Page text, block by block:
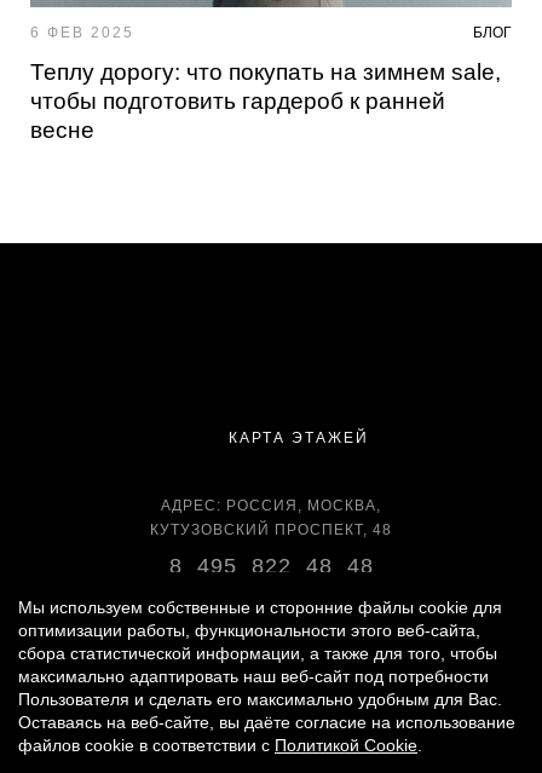
6 ФЕВ 2025 БЛОГ
Теплу дорогу: что покупать на зимнем sale,
чтобы подготовить гардероб к ранней
весне
КАРТА ЭТАЖЕЙ
АДРЕС: РОССИЯ, МОСКВА,
КУТУЗОВСКИЙ ПРОСПЕКТ, 48
8 495 822 48 48
ВРЕМЯ РАБОТЫ:
ЕЖЕДНЕВНО С 11:00 ДО 22:00
© 2007 - 2026«ВРЕМЕНА ГОДА»
Мы используем собственные и сторонние файлы cookie для
оптимизации работы, функциональности этого веб-сайта,
сбора статистической информации, а также для того, чтобы
максимально адаптировать наш веб-сайт под потребности
Пользователя и сделать его максимально удобным для Вас.
Оставаясь на веб-сайте, вы даёте согласие на использование
файлов cookie в соответствии с Политикой Cookie